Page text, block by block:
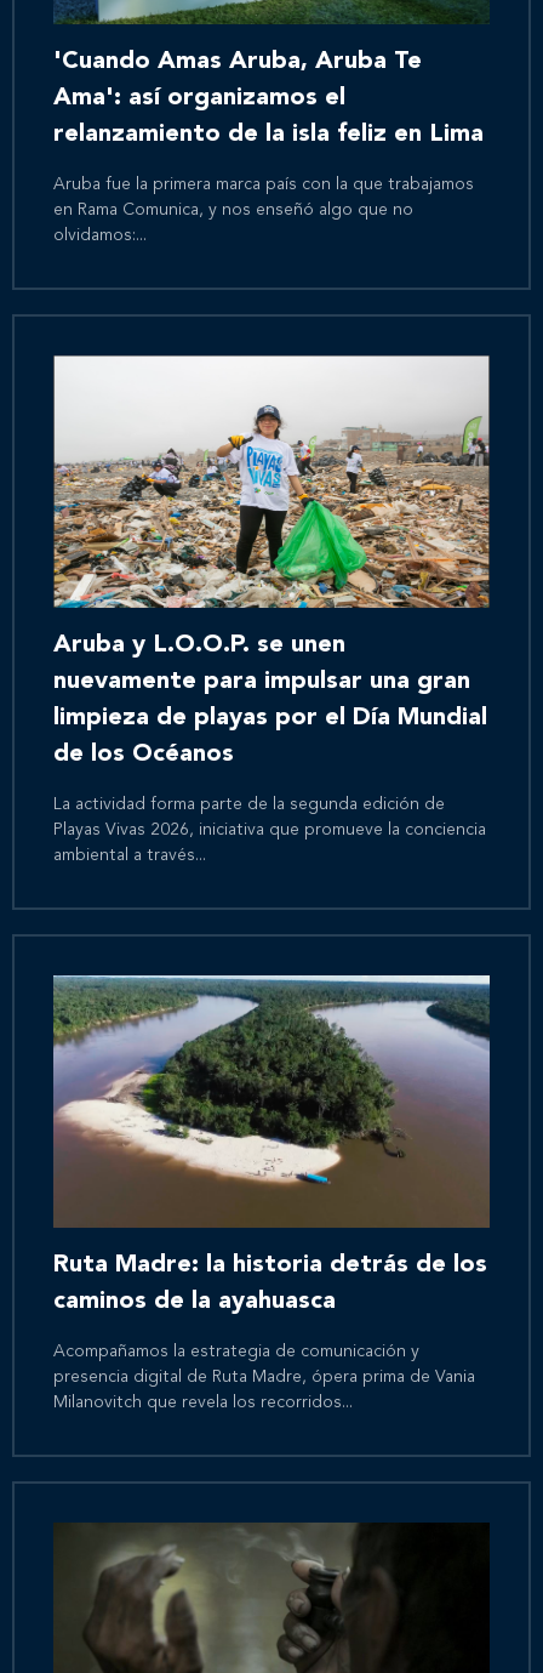
'Cuando Amas Aruba, Aruba Te
Ama': así organizamos el
relanzamiento de la isla feliz en Lima
Aruba fue la primera marca país con la que trabajamos
en Rama Comunica, y nos enseñó algo que no
olvidamos:...
Aruba y L.O.O.P. se unen
nuevamente para impulsar una gran
limpieza de playas por el Día Mundial
de los Océanos
La actividad forma parte de la segunda edición de
Playas Vivas 2026, iniciativa que promueve la conciencia
ambiental a través...
Ruta Madre: la historia detrás de los
caminos de la ayahuasca
Acompañamos la estrategia de comunicación y
presencia digital de Ruta Madre, ópera prima de Vania
Milanovitch que revela los recorridos...